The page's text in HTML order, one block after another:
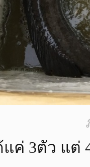
ค่ 3ตัว แ